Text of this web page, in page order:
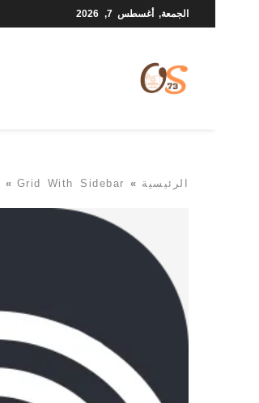
الجمعة, أغسطس 7, 2026
الرئيسية »
Grid With Sidebar
»